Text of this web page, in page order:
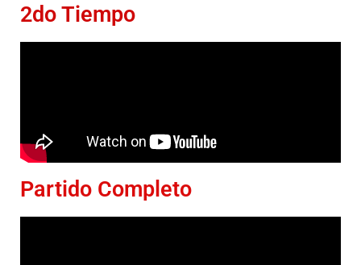
2do Tiempo
Partido Completo